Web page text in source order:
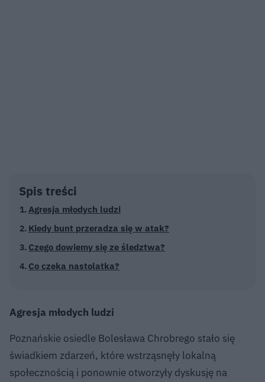
Spis treści
Agresja młodych ludzi
Kiedy bunt przeradza się w atak?
Czego dowiemy się ze śledztwa?
Co czeka nastolatka?
Agresja młodych ludzi
Poznańskie osiedle Bolesława Chrobrego stało się
świadkiem zdarzeń, które wstrząsnęły lokalną
społecznością i ponownie otworzyły dyskusję na